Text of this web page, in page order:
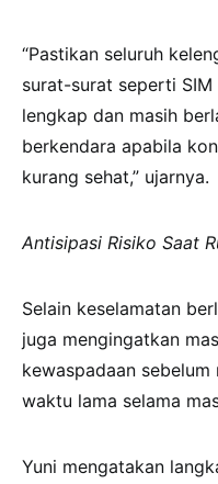
“Pastikan seluruh
surat-surat seperti
lengkap dan masih
berkendara apabila
kurang sehat,” ujarnya.
Antisipasi Risiko Saat
Selain keselamatan
juga mengingatkan
kewaspadaan
waktu lama selama
Yuni mengatakan